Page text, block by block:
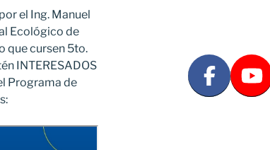
el Ing. Manuel
Ecológico de
que cursen 5to.
INTERESADOS
Programa de